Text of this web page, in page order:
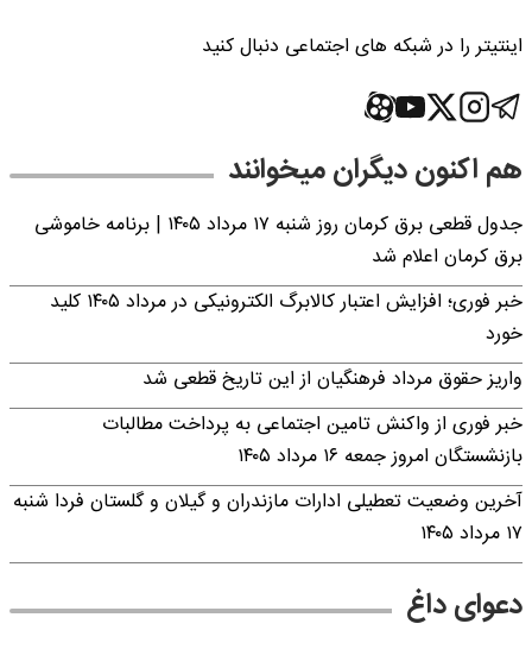
اینتیتر را در شبکه های اجتماعی دنبال کنید
هم اکنون دیگران میخوانند
جدول قطعی برق کرمان روز شنبه ۱۷ مرداد ۱۴۰۵ | برنامه خاموشی
برق کرمان اعلام شد
خبر فوری؛ افزایش اعتبار کالابرگ الکترونیکی در مرداد ۱۴۰۵ کلید
خورد
واریز حقوق مرداد فرهنگیان از این تاریخ قطعی شد
خبر فوری از واکنش تامین اجتماعی به پرداخت مطالبات
بازنشستگان امروز جمعه ۱۶ مرداد ۱۴۰۵
آخرین وضعیت تعطیلی ادارات مازندران و گیلان و گلستان فردا شنبه
۱۷ مرداد ۱۴۰۵
دعوای داغ